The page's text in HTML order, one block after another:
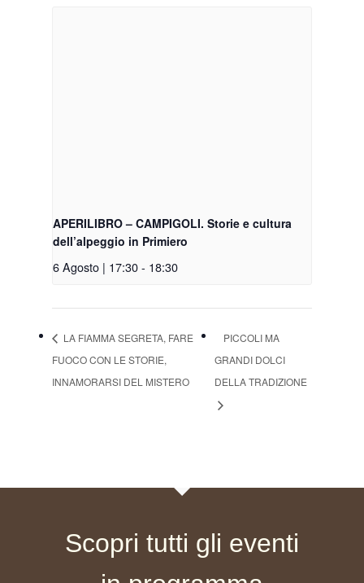
APERILIBRO – CAMPIGOLI. Storie e cultura
dell’alpeggio in Primiero
6 Agosto | 17:30- 18:30
LA FIAMMA SEGRETA, FARE
FUOCO CON LE STORIE,
INNAMORARSI DEL MISTERO
PICCOLI MA
GRANDI DOLCI
DELLA TRADIZIONE
Scopri tutti gli eventi